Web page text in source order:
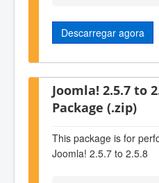
Descarregar agora
Joomla! 2.5.7 to
Package (.zip)
This package is for
Joomla! 2.5.7 to 2.5.8